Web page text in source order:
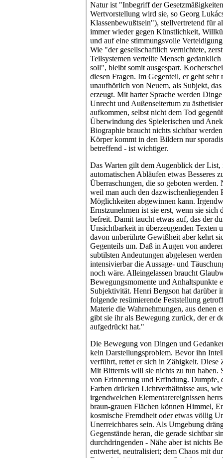
Natur ist "Inbegriff der
Wertvorstellung wird sie, so Georg
Klassenbewußtsein"), stellvertretend für
immer wieder gegen Künstlichkeit,
und auf eine stimmungsvolle
Wie "der gesellschaftlich vernichtete,
Teilsystemen verteilte Mensch
soll", bleibt somit ausgespart.
diesen Fragen. Im Gegenteil, er geht sehr
unaufhörlich von Neuem, als Subjekt,
erzeugt. Mit harter Sprache werden
Unrecht und Außenseitertum zu
aufkommen, selbst nicht dem Tod
Überwindung des Spielerischen und
Biographie braucht nichts sichtbar
Körper kommt in den Bildern nur
betreffend - ist wichtiger.
Das Warten gilt dem Augenblick der List,
automatischen Abläufen etwas Besseres
Überraschungen, die so geboten werden.
weil man auch den dazwischenliegenden
Möglichkeiten abgewinnen kann.
Ernstzunehrnen ist sie erst, wenn sie sich
befreit. Damit taucht etwas auf, das der
Unsichtbarkeit in überzeugenden Texten
davon unberührte Gewißheit aber kehrt
Gegenteils um. Daß in Augen von
subtilsten Andeutungen abgelesen
intensivierbar die Aussage- und
noch wäre. Alleingelassen braucht
Bewegungsmomente und Anhaltspunkte
Subjektivität. Henri Bergson hat darüber
folgende resümierende Feststellung
Materie die Wahrnehmungen, aus denen
gibt sie ihr als Bewegung zurück, der er
aufgedrückt hat."
Die Bewegung von Dingen und
kein Darstellungsproblem. Bevor ihn
verführt, rettet er sich in Zähigkeit. Diese
Mit Bitternis will sie nichts zu tun haben.
von Erinnerung und Erfindung. Dumpfe,
Farben drücken Lichtverhältnisse aus,
irgendwelchen Elementarereignissen
braun-grauen Flächen können Himmel,
kosmische Fremdheit oder etwas völlig
Unerreichbares sein. Als Umgebung
Gegenstände heran, die gerade sichtbar
durchdringenden - Nähe aber ist nichts
entwertet, neutralisiert; dem Chaos mit